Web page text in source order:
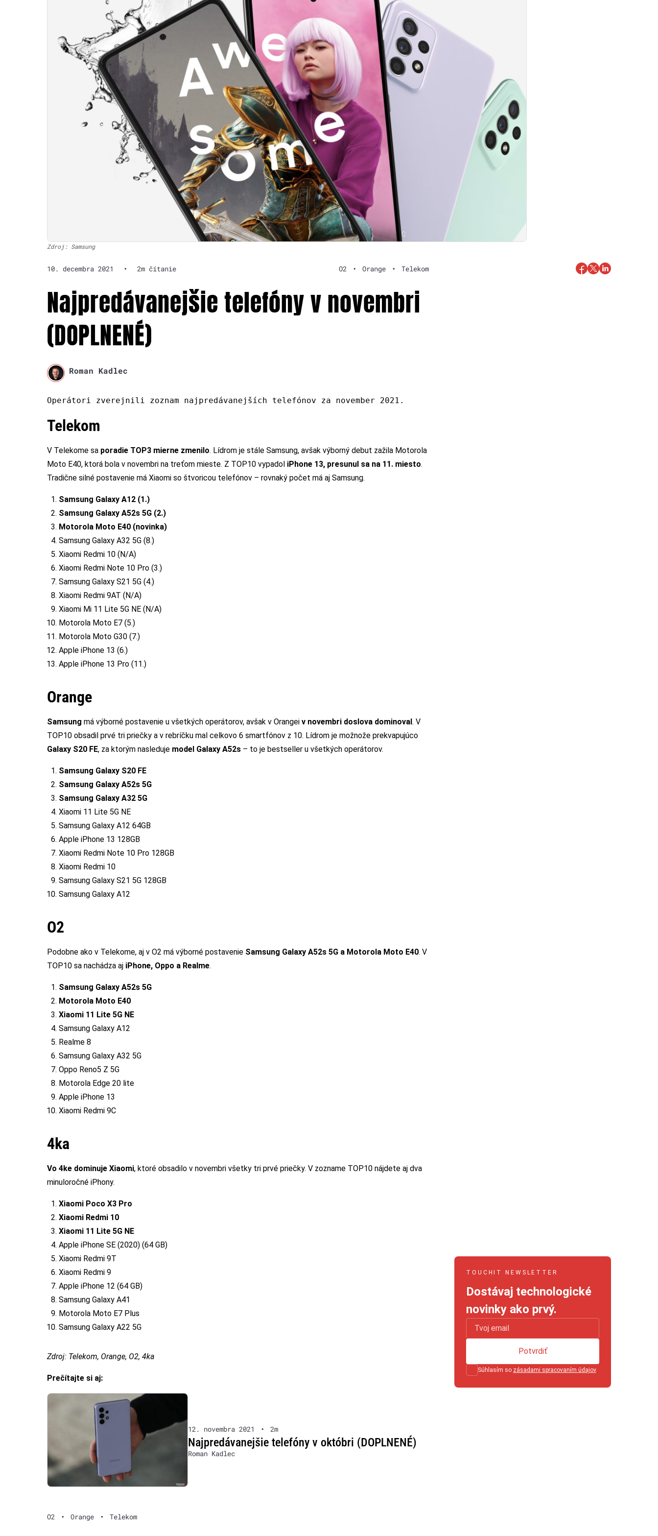
Zdroj: Samsung
10. decembra 2021 • 2m čítanie O2 • Orange • Telekom
Najpredávanejšie telefóny v novembri
(DOPLNENÉ)
Roman Kadlec
Operátori zverejnili zoznam najpredávanejších telefónov za november 2021.
Telekom
V Telekome sa poradie TOP3 mierne zmenilo. Lídrom je stále Samsung, avšak výborný debut zažila Motorola
Moto E40, ktorá bola v novembri na treťom mieste. Z TOP10 vypadol iPhone 13, presunul sa na 11. miesto.
Tradične silné postavenie má Xiaomi so štvoricou telefónov – rovnaký počet má aj Samsung.
Samsung Galaxy A12 (1.)
Samsung Galaxy A52s 5G (2.)
Motorola Moto E40 (novinka)
Samsung Galaxy A32 5G (8.)
Xiaomi Redmi 10 (N/A)
Xiaomi Redmi Note 10 Pro (3.)
Samsung Galaxy S21 5G (4.)
Xiaomi Redmi 9AT (N/A)
Xiaomi Mi 11 Lite 5G NE (N/A)
Motorola Moto E7 (5.)
Motorola Moto G30 (7.)
Apple iPhone 13 (6.)
Apple iPhone 13 Pro (11.)
Orange
Samsung má výborné postavenie u všetkých operátorov, avšak v Orangei v novembri doslova dominoval. V
TOP10 obsadil prvé tri priečky a v rebríčku mal celkovo 6 smartfónov z 10. Lídrom je možnože prekvapujúco
Galaxy S20 FE, za ktorým nasleduje model Galaxy A52s – to je bestseller u všetkých operátorov.
Samsung Galaxy S20 FE
Samsung Galaxy A52s 5G
Samsung Galaxy A32 5G
Xiaomi 11 Lite 5G NE
Samsung Galaxy A12 64GB
Apple iPhone 13 128GB
Xiaomi Redmi Note 10 Pro 128GB
Xiaomi Redmi 10
Samsung Galaxy S21 5G 128GB
Samsung Galaxy A12
O2
Podobne ako v Telekome, aj v O2 má výborné postavenie Samsung Galaxy A52s 5G a Motorola Moto E40. V
TOP10 sa nachádza aj iPhone, Oppo a Realme.
Samsung Galaxy A52s 5G
Motorola Moto E40
Xiaomi 11 Lite 5G NE
Samsung Galaxy A12
Realme 8
Samsung Galaxy A32 5G
Oppo Reno5 Z 5G
Motorola Edge 20 lite
Apple iPhone 13
Xiaomi Redmi 9C
4ka
Vo 4ke dominuje Xiaomi, ktoré obsadilo v novembri všetky tri prvé priečky. V zozname TOP10 nájdete aj dva
minuloročné iPhony.
Xiaomi Poco X3 Pro
Xiaomi Redmi 10
Xiaomi 11 Lite 5G NE
Apple iPhone SE (2020) (64 GB)
Xiaomi Redmi 9T
Xiaomi Redmi 9
Apple iPhone 12 (64 GB)
Samsung Galaxy A41
Motorola Moto E7 Plus
Samsung Galaxy A22 5G
Zdroj: Telekom, Orange, O2, 4ka
Prečítajte si aj:
12. novembra 2021 • 2m
Najpredávanejšie telefóny v októbri (DOPLNENÉ)
Roman Kadlec
O2 • Orange • Telekom
TOUCHIT NEWSLETTER
Dostávaj technologické
novinky ako prvý.
Súhlasím so zásadami spracovaním údajov.
Potvrdiť